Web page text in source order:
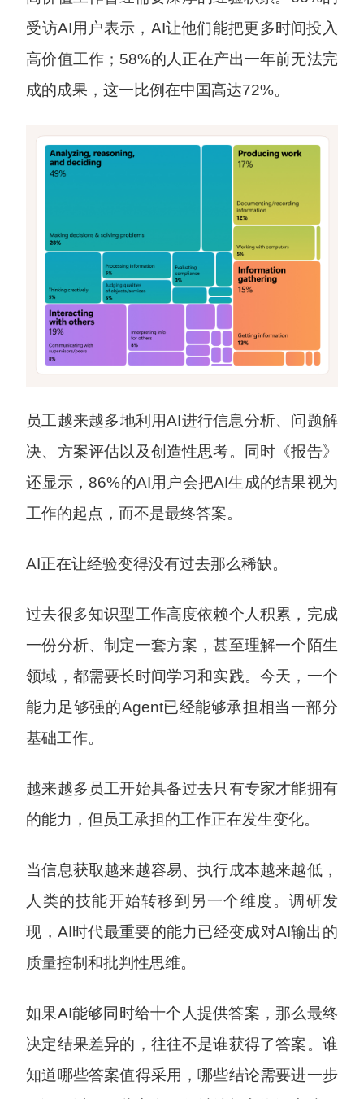
受访AI用户表示，AI让他们能把更多时间投入
高价值工作；58%的人正在产出一年前无法完
成的成果，这一比例在中国高达72%。
员工越来越多地利用AI进行信息分析、问题解
决、方案评估以及创造性思考。同时《报告》
还显示，86%的AI用户会把AI生成的结果视为
工作的起点，而不是最终答案。
AI正在让经验变得没有过去那么稀缺。
过去很多知识型工作高度依赖个人积累，完成
一份分析、制定一套方案，甚至理解一个陌生
领域，都需要长时间学习和实践。今天，一个
能力足够强的Agent已经能够承担相当一部分
基础工作。
越来越多员工开始具备过去只有专家才能拥有
的能力，但员工承担的工作正在发生变化。
当信息获取越来越容易、执行成本越来越低，
人类的技能开始转移到另一个维度。调研发
现，AI时代最重要的能力已经变成对AI输出的
质量控制和批判性思维。
如果AI能够同时给十个人提供答案，那么最终
决定结果差异的，往往不是谁获得了答案。谁
知道哪些答案值得采用，哪些结论需要进一步